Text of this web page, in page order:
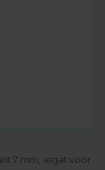
7 mm, asgat voor